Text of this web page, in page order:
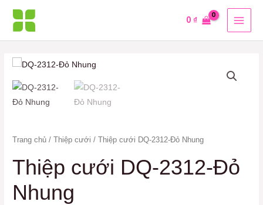
0 ₫
Trang chủ / Thiệp cưới / Thiệp cưới DQ-2312-Đỏ Nhung
Thiệp cưới DQ-2312-Đỏ
Nhung
Thiệp
cưới
Nhung
lượng